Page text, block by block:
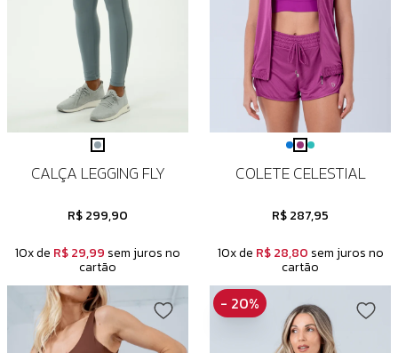
CALÇA LEGGING FLY
R$ 299,90
10x de R$ 29,99 sem juros no
cartão
COLETE CELESTIAL
R$ 287,95
10x de R$ 28,80 sem juros no
cartão
- 20%